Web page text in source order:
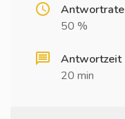
Antwortrate
50 %
Antwortzeit
20 min